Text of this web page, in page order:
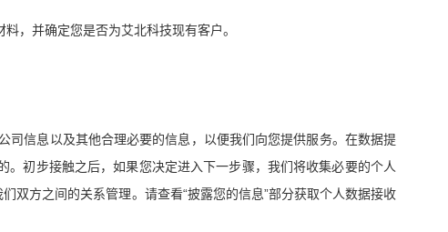
，并确定您是否为艾北科技现有客户。
信息以及其他合理必要的信息，以便我们向您提供服务。在数据提
初步接触之后，如果您决定进入下一步骤，我们将收集必要的个人
双方之间的关系管理。请查看“披露您的信息”部分获取个人数据接收